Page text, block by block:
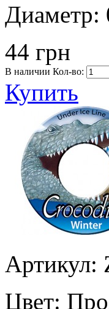
Диаметр:
44 грн
В наличии Кол-во:
Купить
Артикул:
Цвет: